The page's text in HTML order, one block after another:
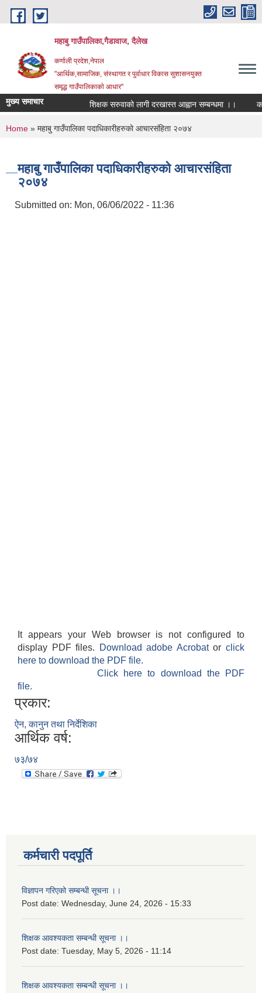
Skip to main content
महाबु गाउँपालिका,गैडावाज, दैलेख
कर्णाली प्रदेश,नेपाल
"आर्थिक,सामाजिक, संस्थागत र पुर्वाधार विकास सुशासनयुक्त
समृद्ध गाउँपालिकाकाे आधार"
मुख्य समाचार शिक्षक सरुवाको लागी दरखास्त आह्वान सम्बन्धमा ।।
You are here
Home » महाबु गाउँपालिका पदाधिकारीहरुको आचारसंहिता २०७४
महाबु गाउँपालिका पदाधिकारीहरुको आचारसंहिता
२०७४
Submitted on: Mon, 06/06/2022 - 11:36
It appears your Web browser is not configured to
display PDF files.
Download adobe Acrobatorclick
here to download the PDF file.
Click here to download the PDF
file.
प्रकार:
ऐन, कानुन तथा निर्देशिका
आर्थिक वर्ष:
७३/७४
कर्मचारी पदपूर्ति
विज्ञापन गरिएको सम्बन्धी सूचना ।।
Post date: Wednesday, June 24, 2026 - 15:33
शिक्षक आवश्यकता सम्बन्धी सूचना ।।
Post date: Tuesday, May 5, 2026 - 11:14
शिक्षक आवश्यकता सम्बन्धी सूचना ।।